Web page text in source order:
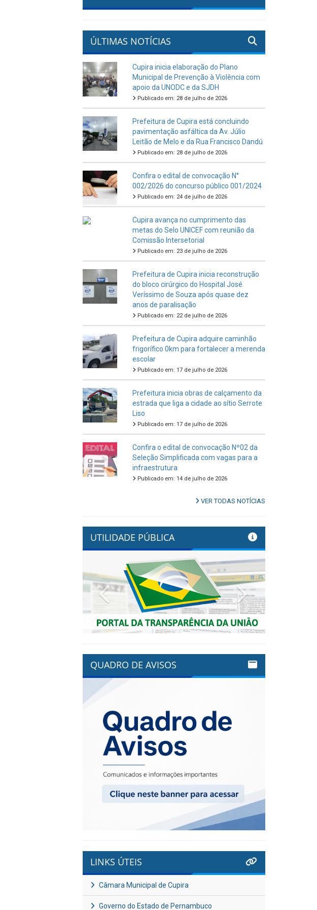
ÚLTIMAS NOTÍCIAS
Cupira inicia elaboração do Plano
Municipal de Prevenção à Violência com
apoio da UNODC e da SJDH
Publicado em: 28 de julho de 2026
Prefeitura de Cupira está concluindo
pavimentação asfáltica da Av. Júlio
Leitão de Melo e da Rua Francisco Dandú
Publicado em: 28 de julho de 2026
Confira o edital de convocação N°
002/2026 do concurso público 001/2024
Publicado em: 24 de julho de 2026
Cupira avança no cumprimento das
metas do Selo UNICEF com reunião da
Comissão Intersetorial
Publicado em: 23 de julho de 2026
Prefeitura de Cupira inicia reconstrução
do bloco cirúrgico do Hospital José
Veríssimo de Souza após quase dez
anos de paralisação
Publicado em: 22 de julho de 2026
Prefeitura de Cupira adquire caminhão
frigorífico 0km para fortalecer a merenda
escolar
Publicado em: 17 de julho de 2026
Prefeitura inicia obras de calçamento da
estrada que liga a cidade ao sítio Serrote
Liso
Publicado em: 17 de julho de 2026
Confira o edital de convocação Nº02 da
Seleção Simplificada com vagas para a
infraestrutura
Publicado em: 14 de julho de 2026
VER TODAS NOTÍCIAS
UTILIDADE PÚBLICA
Previous Next
QUADRO DE AVISOS
LINKS ÚTEIS
Câmara Municipal de Cupira
Governo do Estado de Pernambuco